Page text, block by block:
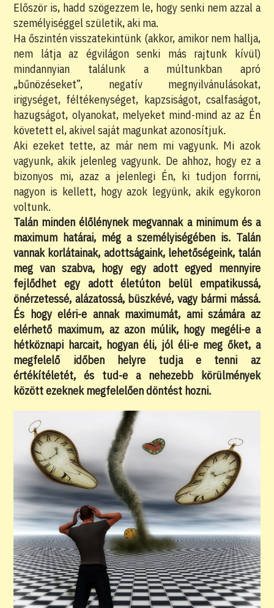
Először is, hadd szögezzem le, hogy senki nem azzal a
személyiséggel születik, aki ma.
Ha őszintén visszatekintünk (akkor, amikor nem hallja,
nem látja az égvilágon senki más rajtunk kívül)
mindannyian találunk a múltunkban apró
„bűnözéseket”, negatív megnyilvánulásokat,
irigységet, féltékenységet, kapzsiságot, csalfaságot,
hazugságot, olyanokat, melyeket mind-mind az az Én
követett el, akivel saját magunkat azonosítjuk.
Aki ezeket tette, az már nem mi vagyunk. Mi azok
vagyunk, akik jelenleg vagyunk. De ahhoz, hogy ez a
bizonyos mi, azaz a jelenlegi Én, ki tudjon forrni,
nagyon is kellett, hogy azok legyünk, akik egykoron
voltunk.
Talán minden élőlénynek megvannak a minimum és a
maximum határai, még a személyiségében is. Talán
vannak korlátainak, adottságaink, lehetőségeink, talán
meg van szabva, hogy egy adott egyed mennyire
fejlődhet egy adott életúton belül empatikussá,
önérzetessé, alázatossá, büszkévé, vagy bármi mássá.
És hogy eléri-e annak maximumát, ami számára az
elérhető maximum, az azon múlik, hogy megéli-e a
hétköznapi harcait, hogyan éli, jól éli-e meg őket, a
megfelelő időben helyre tudja e tenni az
értékítéletét, és tud-e a nehezebb körülmények
között ezeknek megfelelően döntést hozni.